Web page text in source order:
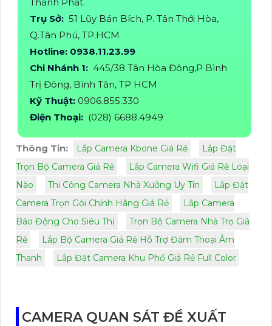
Trụ Sở: 51 Lũy Bán Bích, P. Tân Thới Hòa,
Q.Tân Phú, TP.HCM
Hotline: 0938.11.23.99
Chi Nhánh 1: 445/38 Tân Hòa Đông,P Bình
Trị Đông, Bình Tân, TP HCM
Kỹ Thuật: 0906.855.330
Điện Thoại: (028) 6688.4949
Thông Tin: Lắp Camera Kbone Giá Rẻ
Lắp Đặt
Trọn Bộ Camera Giá Rẻ
Lắp Camera Wifi Giá Rẻ Loại
Nào
Thi Công Camera Nhà Xưởng Uy Tín
Lắp Đặt
Camera Trọn Gói Chính Hãng Giá Rẻ
Lắp Camera
Báo Động Cho Siêu Thị
Trọn Bộ Camera Nhà Trọ Giá
Rẻ
Lắp Bộ Camera Giá Rẻ Hỗ Trợ Đàm Thoại Âm
Thanh
Lắp Đặt Camera Khu Phố Giá Rẻ Full Color
CAMERA QUAN SÁT ĐỀ XUẤT